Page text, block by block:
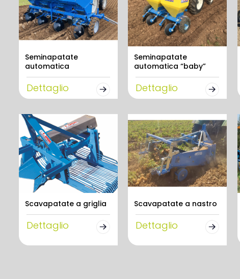
Seminapatate
automatica
Dettaglio
Seminapatate
automatica “baby”
Dettaglio
Scavapatate a griglia
Dettaglio
Scavapatate a nastro
Dettaglio